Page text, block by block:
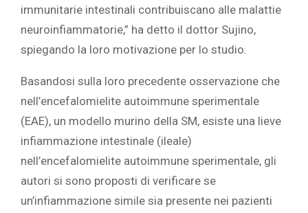
immunitarie intestinali contribuiscano alle malattie
neuroinfiammatorie,” ha detto il dottor Sujino,
spiegando la loro motivazione per lo studio.
Basandosi sulla loro precedente osservazione che
nell’encefalomielite autoimmune sperimentale
(EAE), un modello murino della SM, esiste una lieve
infiammazione intestinale (ileale)
nell’encefalomielite autoimmune sperimentale, gli
autori si sono proposti di verificare se
un’infiammazione simile sia presente nei pazienti